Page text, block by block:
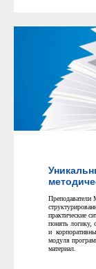
практические
понять логику,
и
модуля
материал.